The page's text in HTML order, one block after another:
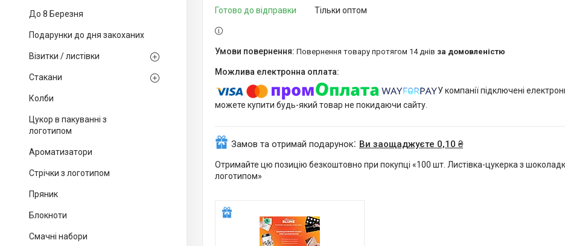
До 8 Березня
Подарунки до дня закоханих
Візитки / листівки
Стакани
Колби
Цукор в пакуванні з
логотипом
Ароматизатори
Стрічки з логотипом
Пряник
Блокноти
Смачні набори
Готово до відправки Тільки оптом
повернення товару протягом 14 днів за домовленістю
У компанії підключені
можете купити будь-який товар не покидаючи сайту.
Замов та отримай подарунок Ви заощаджуєте 0,10 ₴
Отримайте цю позицію безкоштовно при покупці «100 шт. Листівка-цукерка з
логотипом»